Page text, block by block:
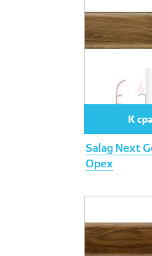
Salag Next
Орех
К